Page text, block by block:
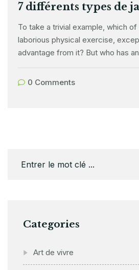
7 différents types de
To take a trivial example, which
laborious physical exercise,
advantage from it? But who has
0 Comments
Categories
Art de vivre